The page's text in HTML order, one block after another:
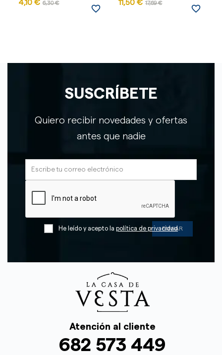
4,10 € 6,30 €
favorite_border
11,50 € 17,69 €
favorite_border
SUSCRÍBETE
Quiero recibir novedades y ofertas
antes que nadie
He leído y acepto la política de privacidad
Atención al cliente
682 573 449